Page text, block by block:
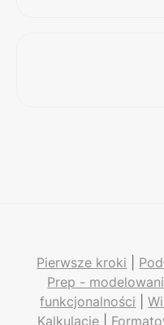
Pierwsze kroki
Prep -
funkcjonalności |
Kalkulacje